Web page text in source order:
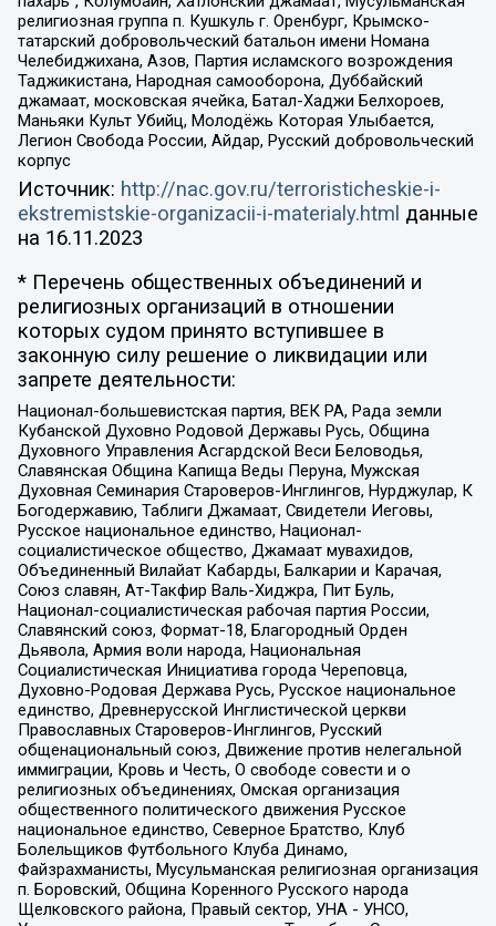
религиозная группа п. Кушкуль г. Оренбург, Крымско-
татарский добровольческий батальон имени Номана
Челебиджихана, Азов, Партия исламского возрождения
Таджикистана, Народная самооборона, Дуббайский
джамаат, московская ячейка, Батал-Хаджи Белхороев,
Маньяки Культ Убийц, Молодёжь Которая Улыбается,
Легион Свобода России, Айдар, Русский добровольческий
корпус
Источник: http://nac.gov.ru/terroristicheskie-i-
ekstremistskie-organizacii-i-materialy.html данные
на 16.11.2023
* Перечень общественных объединений и
религиозных организаций в отношении
которых судом принято вступившее в
законную силу решение о ликвидации или
запрете деятельности:
Национал-большевистская партия, ВЕК РА, Рада земли
Кубанской Духовно Родовой Державы Русь, Община
Духовного Управления Асгардской Веси Беловодья,
Славянская Община Капища Веды Перуна, Мужская
Духовная Семинария Староверов-Инглингов, Нурджулар, К
Богодержавию, Таблиги Джамаат, Свидетели Иеговы,
Русское национальное единство, Национал-
социалистическое общество, Джамаат мувахидов,
Объединенный Вилайат Кабарды, Балкарии и Карачая,
Союз славян, Ат-Такфир Валь-Хиджра, Пит Буль,
Национал-социалистическая рабочая партия России,
Славянский союз, Формат-18, Благородный Орден
Дьявола, Армия воли народа, Национальная
Социалистическая Инициатива города Череповца,
Духовно-Родовая Держава Русь, Русское национальное
единство, Древнерусской Инглистической церкви
Православных Староверов-Инглингов, Русский
общенациональный союз, Движение против нелегальной
иммиграции, Кровь и Честь, О свободе совести и о
религиозных объединениях, Омская организация
общественного политического движения Русское
национальное единство, Северное Братство, Клуб
Болельщиков Футбольного Клуба Динамо,
Файзрахманисты, Мусульманская религиозная организация
п. Боровский, Община Коренного Русского народа
Щелковского района, Правый сектор, УНА - УНСО,